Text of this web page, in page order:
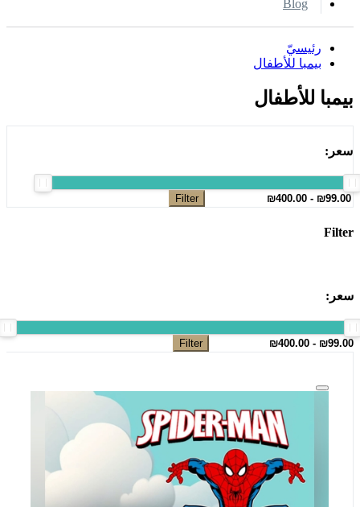
Blog
رئيسيّ
بيمبا للأطفال
بيمبا للأطفال
سعر:
Filter
Filter
سعر:
Filter